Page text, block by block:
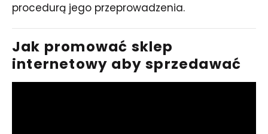
procedurą jego przeprowadzenia.
Jak promować sklep
internetowy aby sprzedawać